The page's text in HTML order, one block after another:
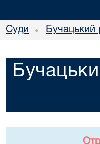
Суди • Бучацький